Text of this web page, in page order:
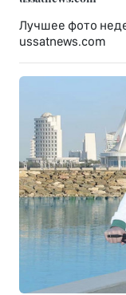
Лучшее фото
ussatnews.com